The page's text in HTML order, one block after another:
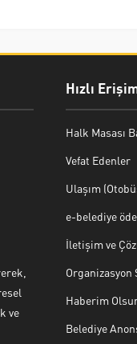
ve
Hızlı
Halk Masası
Vefat Edenler
Ulaşım
e-belediye
İletişim ve
Organizasyon
Haberim
Belediye